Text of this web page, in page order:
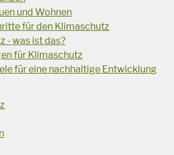
und Wohnen
für den Klimaschutz
- was ist das?
für Klimaschutz
für eine nachhaltige Entwicklung